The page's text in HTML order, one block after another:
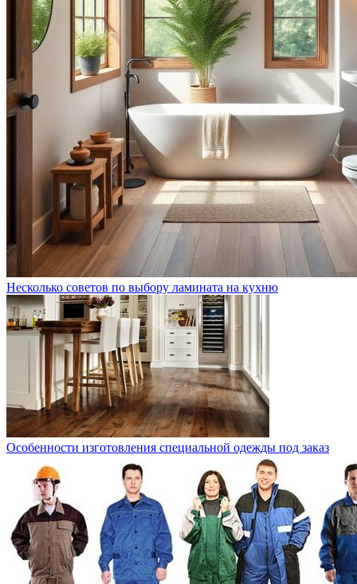
Несколько советов по выбору ламината на кухню
Особенности изготовления специальной одежды под заказ